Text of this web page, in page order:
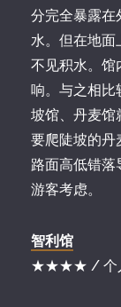
分完全暴露在
水。但在地面
不见积水。馆
响。与之相比
坡馆、丹麦馆
要爬陡坡的丹
路面高低错落
游客考虑。
智利馆
★★★★ / 个